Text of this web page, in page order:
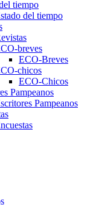
tiempo
del tiempo
breves
ECO-Breves
chicos
ECO-Chicos
Pampeanos
Pampeanos